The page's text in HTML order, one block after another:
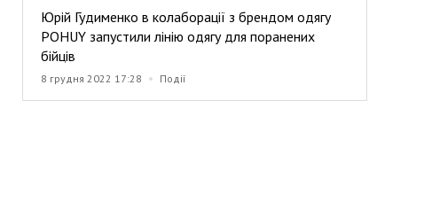
Юрій Гудименко в колаборації з брендом одягу
POHUY запустили лінію одягу для поранених
бійців
8 грудня 2022 17:28 Події